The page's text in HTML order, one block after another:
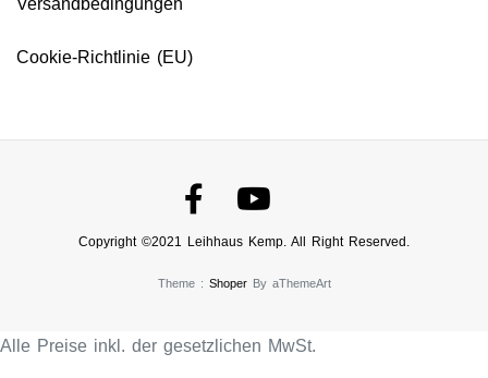
Cookie-Richtlinie (EU)
Copyright ©2021 Leihhaus Kemp. All Right Reserved.
Theme : ShoperBy aThemeArt
Alle Preise inkl. der gesetzlichen MwSt.